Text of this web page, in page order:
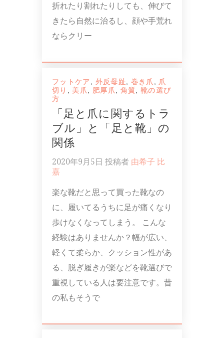
折れたり割れたりしても、伸びて
きたら自然に治るし、顔や手荒れ
ならクリー
フットケア, 外反母趾, 巻き爪 , 爪
切り , 美爪, 肥厚爪, 角質,靴の選び
方
「足と爪に関するトラ
ブル」と「足と靴」の
関係
2020年9月5日 投稿者 由希子 比
嘉
楽な靴だと思って買った靴なの
に、履いてるうちに足が痛くなり
歩けなくなってしまう。 こんな
経験はありませんか？幅が広い、
軽くて柔らか、クッション性があ
る、脱ぎ履きが楽などを靴選びで
重視している人は要注意です。昔
の私もそうで